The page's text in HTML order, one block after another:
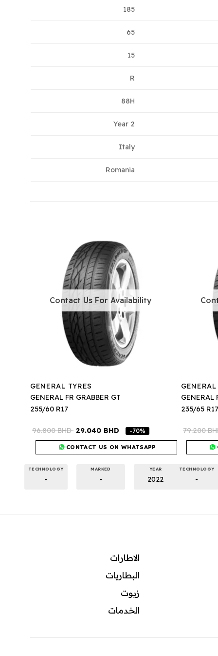
185
65
15
R
88H
2 Year
Italy
Romania
GENERAL
235/65 R17
79.200
TECHNOLOGY
-
Contact Us For Availability
GENERAL TYRES
GENERAL FR GRABBER GT
255/60 R17
96.800BHD 29.040 BHD -70%
CONTACT US ON WHATSAPP
YEAR
2022
MARKED
-
TECHNOLOGY
-
الاطارات
البطاريات
زيوت
الخدمات